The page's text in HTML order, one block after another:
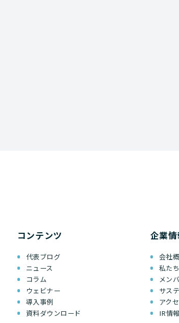
コンテンツ
代表ブログ
ニュース
コラム
ウェビナー
導入事例
資料ダウンロード
企業情
会社
私た
メン
サス
アク
IR情報